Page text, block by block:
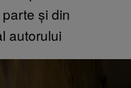
și din
autorului